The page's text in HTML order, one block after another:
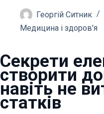
Георгій Ситник
Медицина і здоров'я
Секрети
створити
навіть не
статків